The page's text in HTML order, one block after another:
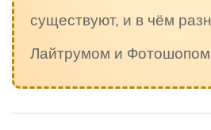
существуют, и в чём
Лайтрумом и